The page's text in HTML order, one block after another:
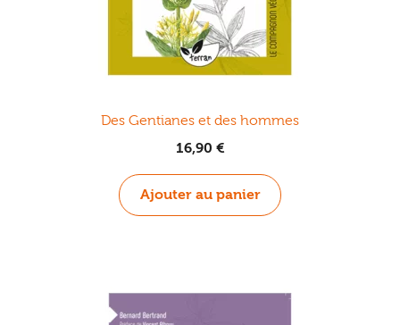
Des Gentianes et des hommes
16,90 €
Ajouter au panier